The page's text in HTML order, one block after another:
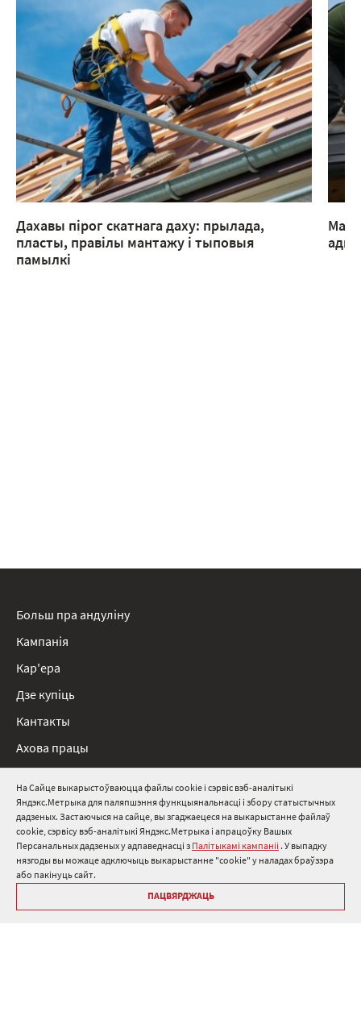
На Сайце выкарыстоўваюцца файлы cookie і сэрвіс вэб-аналітыкі
Яндэкс.Метрыка для паляпшэння функцыянальнасці і збору статыстычных
дадзеных. Застаючыся на сайце, вы згаджаецеся на выкарыстанне файлаў
cookie, сэрвісу вэб-аналітыкі Яндэкс.Метрыка і апрацоўку Вашых
Персанальных дадзеных у адпаведнасці з Палітыкамі кампаніі . У выпадку
нязгоды вы можаце адключыць выкарыстанне "cookie" у наладах браўзэра
або пакінуць сайт.
ПАЦВЯРДЖАЦЬ
Дахавы пірог скатнага даху: прылада,
пласты, правілы мантажу і тыповыя
памылкі
8 800 511 91 82
info@onduline.ru
Росія Беларусь Казахстан
Больш пра андуліну
Кампанія
Кар'ера
Дзе купіць
Кантакты
Ахова працы